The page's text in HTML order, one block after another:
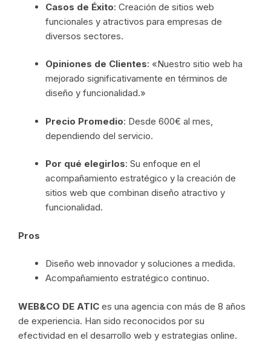
Casos de Éxito: Creación de sitios web
funcionales y atractivos para empresas de
diversos sectores.
Opiniones de Clientes: «Nuestro sitio web ha
mejorado significativamente en términos de
diseño y funcionalidad.»
Precio Promedio: Desde 600€ al mes,
dependiendo del servicio.
Por qué elegirlos: Su enfoque en el
acompañamiento estratégico y la creación de
sitios web que combinan diseño atractivo y
funcionalidad.
Pros
Diseño web innovador y soluciones a medida.
Acompañamiento estratégico continuo.
WEB&CO DE ATIC es una agencia con más de 8 años
de experiencia. Han sido reconocidos por su
efectividad en el desarrollo web y estrategias online.